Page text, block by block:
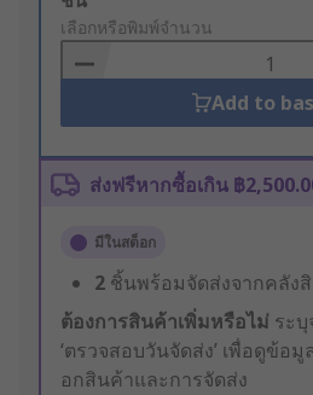
to
Basket
เลือกหรือพิมพ์จำนวน
Add to
ส่งฟรีหากซื้อเกิน ฿
มีในสต็อก
2 ชิ้นพร้อมจัดส่งจากคลัง
ต้องการสินค้าเพิ่มหรือไม่ ระ
‘ตรวจสอบวันจัดส่ง’ เพื่อดูข้อมู
อกสินค้าและการจัดส่ง